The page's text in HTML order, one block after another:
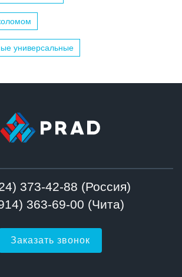
универсальные
373-42-88 (Россия)
363-69-00 (Чита)
Заказать звонок